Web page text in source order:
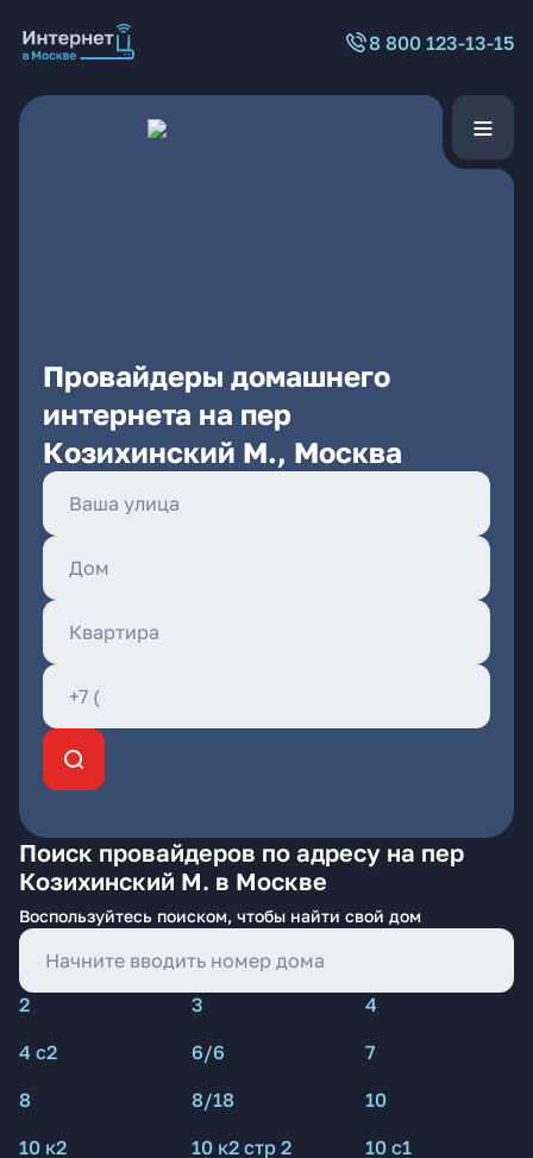
8 800 123-13-15
Провайдеры домашнего
интернета на пер
Козихинский М., Москва
Поиск провайдеров по адресу на пер
Козихинский М. в Москве
Воспользуйтесь поиском, чтобы найти свой дом
2 3
4
4 с2
6/6
7
8
8/18
10
10 к2
10 к2 стр 2
10 с1